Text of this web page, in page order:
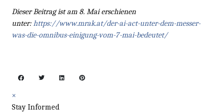
Dieser Beitrag ist am 8. Mai erschienen
unter:https://www.mrak.at/der-ai-act-unter-dem-messer-
was-die-omnibus-einigung-vom-7-mai-bedeutet/
×
Stay Informed